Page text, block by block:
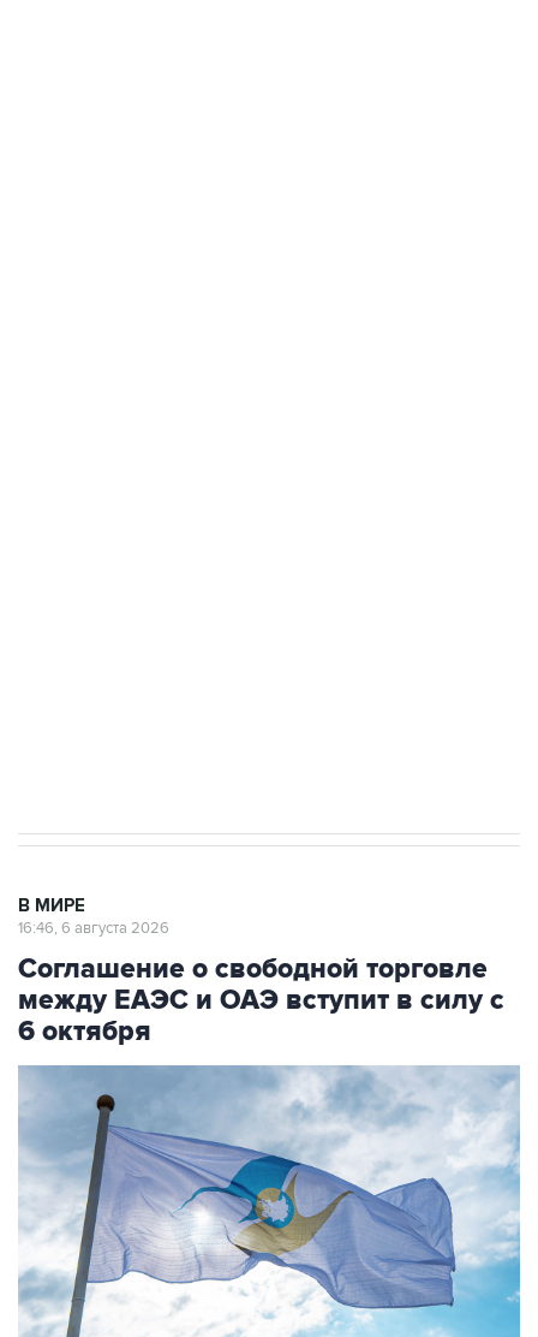
В МИРЕ
16:46, 6 августа 2026
Соглашение о свободной торговле
между ЕАЭС и ОАЭ вступит в силу с
6 октября